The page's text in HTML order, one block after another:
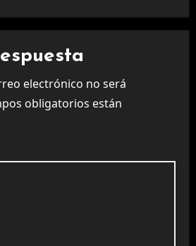
electrónico no será
obligatorios están